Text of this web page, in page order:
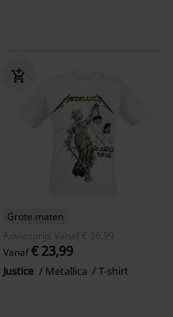
Grote maten
Adviesprijs
Vanaf € 26,99
Vanaf€ 23,99
Justice Metallica T-shirt